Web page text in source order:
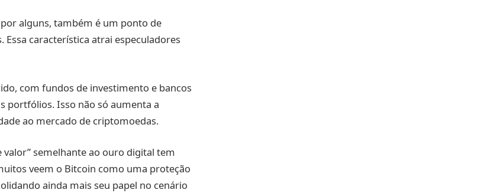
alguns, também é um ponto de
característica atrai especuladores
com fundos de investimento e bancos
portfólios. Isso não só aumenta a
ao mercado de criptomoedas.
semelhante ao ouro digital tem
veem o Bitcoin como uma proteção
ainda mais seu papel no cenário